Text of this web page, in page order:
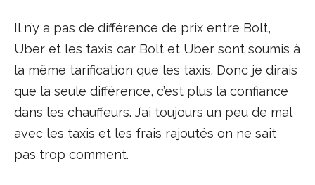
Il n’y a pas de différence de prix entre Bolt,
Uber et les taxis car Bolt et Uber sont soumis à
la même tarification que les taxis. Donc je dirais
que la seule différence, c’est plus la confiance
dans les chauffeurs. J’ai toujours un peu de mal
avec les taxis et les frais rajoutés on ne sait
pas trop comment.